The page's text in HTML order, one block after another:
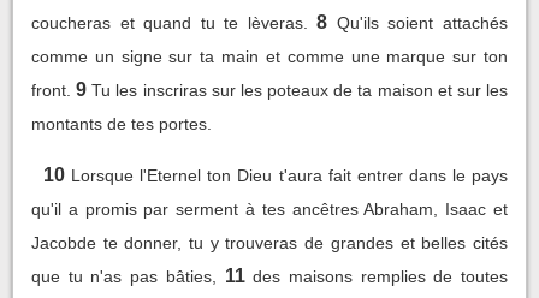
coucheras et quand tu te lèveras.
8 Qu'ils soient attachés
comme un signe sur ta main et comme une marque sur ton
front. 9 Tu les inscriras sur les poteaux de ta maison et sur les
montants de tes portes.
10 Lorsque l'Eternel ton Dieu t'aura fait entrer dans le pays
qu'il a promis par serment à tes ancêtres Abraham, Isaac et
Jacobde te donner, tu y trouveras de grandes et belles cités
que tu n'as pas bâties,
11 des maisons remplies de toutes